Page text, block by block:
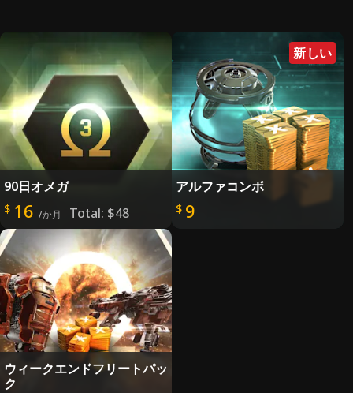
90日オメガ
$ 16 /か月 Total: $48
新しい
アルファコンボ
$ 9
ウィークエンドフリートパッ
ク